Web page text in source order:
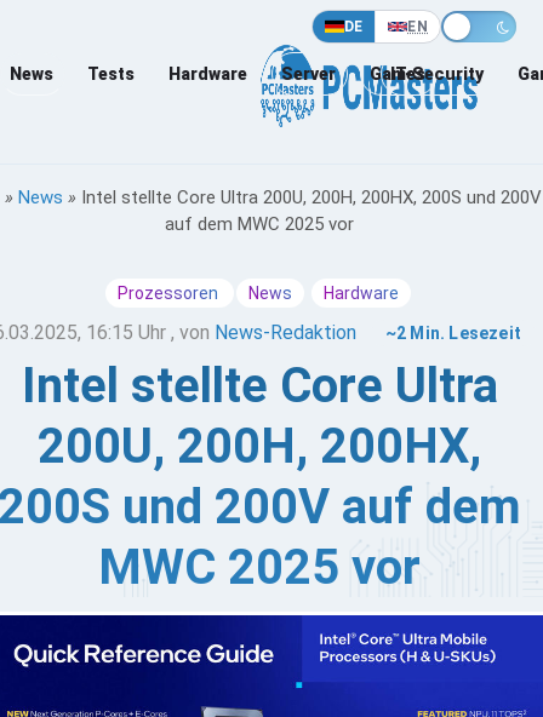
DE EN
News Tests Hardware Server Games
IT-Security
» News » Intel stellte Core Ultra 200U, 200H, 200HX, 200S und 200V
auf dem MWC 2025 vor
Prozessoren News Hardware
16:15 Uhr , von News-Redaktion ~2 Min. Lesezeit
Intel stellte Core Ultra
200U, 200H, 200HX,
und 200V auf dem
MWC 2025 vor
Ultra 200U, 200H, 200HX, 200S und 200V Serie
Dieses erweiterte Portfolio wurde entwickelt,
die vielfältigen Anforderungen von Unternehmen zu